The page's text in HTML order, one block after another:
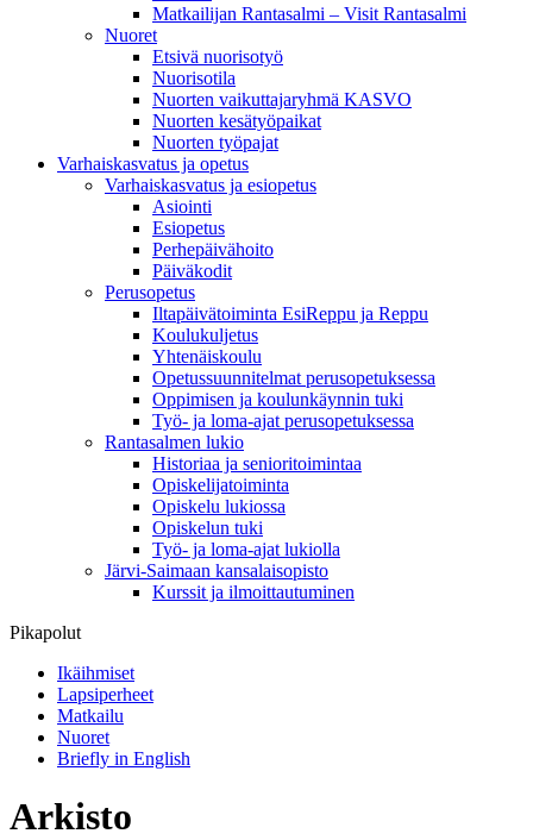
Matkailijan Rantasalmi – Visit Rantasalmi
Nuoret
Etsivä nuorisotyö
Nuorisotila
Nuorten vaikuttajaryhmä KASVO
Nuorten kesätyöpaikat
Nuorten työpajat
Varhaiskasvatus ja opetus
Varhaiskasvatus ja esiopetus
Asiointi
Esiopetus
Perhepäivähoito
Päiväkodit
Perusopetus
Iltapäivätoiminta EsiReppu ja Reppu
Koulukuljetus
Yhtenäiskoulu
Opetussuunnitelmat perusopetuksessa
Oppimisen ja koulunkäynnin tuki
Työ- ja loma-ajat perusopetuksessa
Rantasalmen lukio
Historiaa ja senioritoimintaa
Opiskelijatoiminta
Opiskelu lukiossa
Opiskelun tuki
Työ- ja loma-ajat lukiolla
Järvi-Saimaan kansalaisopisto
Kurssit ja ilmoittautuminen
Pikapolut
Ikäihmiset
Lapsiperheet
Matkailu
Nuoret
Briefly in English
Arkisto